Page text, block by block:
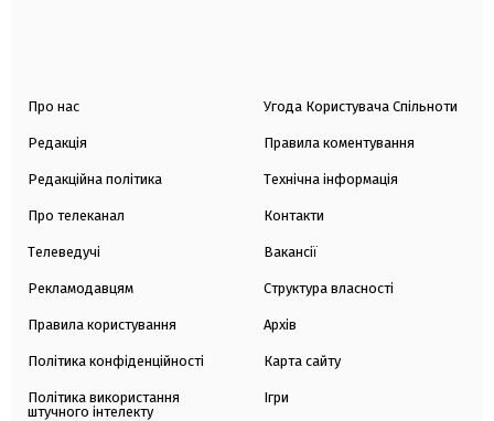
Про нас
Редакція
Редакційна політика
Про телеканал
Телеведучі
Рекламодавцям
Правила користування
Політика конфіденційності
Політика використання
штучного інтелекту
Угода Користувача Спільноти
Правила коментування
Технічна інформація
Контакти
Вакансії
Структура власності
Архів
Карта сайту
Ігри